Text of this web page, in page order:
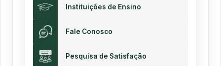
Instituições de Ensino
Fale Conosco
Pesquisa de Satisfação